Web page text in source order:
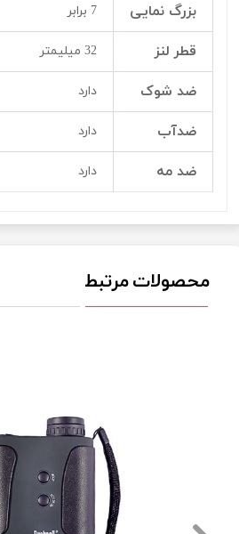
بزرگ نمایی 7 برابر
قطر لنز 32 میلیمتر
ضد شوک دارد
ضدآب دارد
ضد مه دارد
محصولات مرتبط